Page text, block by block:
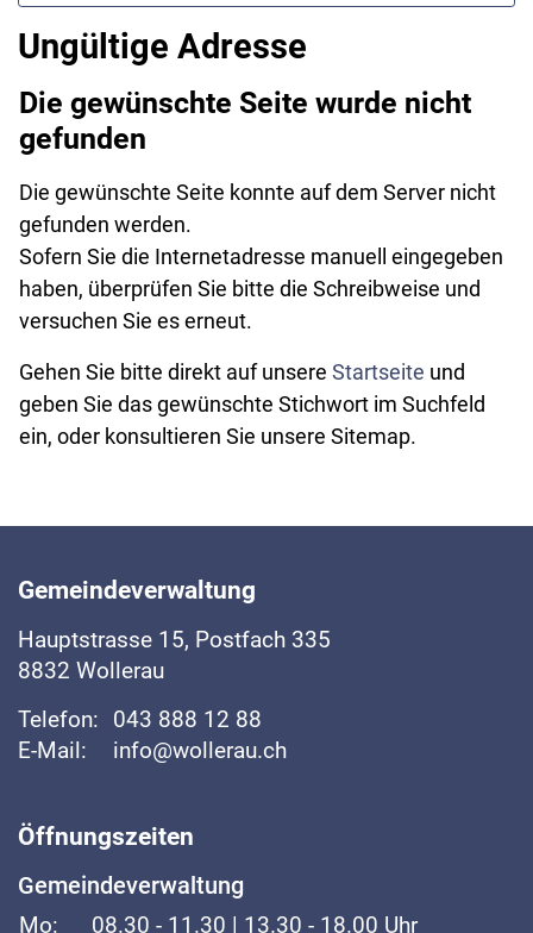
Ungültige Adresse
Die gewünschte Seite wurde nicht
gefunden
Die gewünschte Seite konnte auf dem Server nicht
gefunden werden.
Sofern Sie die Internetadresse manuell eingegeben
haben, überprüfen Sie bitte die Schreibweise und
versuchen Sie es erneut.
Gehen Sie bitte direkt auf unsere Startseite und
geben Sie das gewünschte Stichwort im Suchfeld
ein, oder konsultieren Sie unsere Sitemap.
Gemeindeverwaltung
Hauptstrasse 15, Postfach 335
8832 Wollerau
Telefon:
043 888 12 88
E-Mail:
info@wollerau.ch
Öffnungszeiten
Gemeindeverwaltung
Mo:
08.30 - 11.30 | 13.30 - 18.00 Uhr